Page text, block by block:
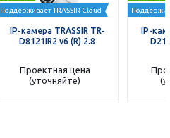
Поддерживает TRASSIR Cloud
IP-камера TRASSIR TR-
D8121IR2 v6 (R) 2.8
Проектная цена
(уточняйте)
IP-